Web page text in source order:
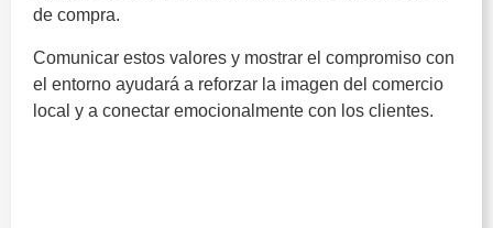
de compra.
Comunicar estos valores y mostrar el compromiso con
el entorno ayudará a reforzar la imagen del comercio
local y a conectar emocionalmente con los clientes.